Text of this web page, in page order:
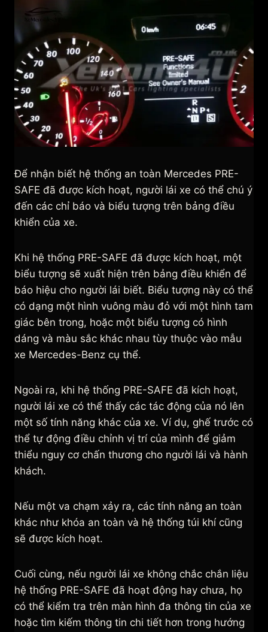
Để nhận biết hệ thống an toàn Mercedes PRE-
SAFE đã được kích hoạt, người lái xe có thể chú ý
đến các chỉ báo và biểu tượng trên bảng điều
khiển của xe.
Khi hệ thống PRE-SAFE đã được kích hoạt, một
biểu tượng sẽ xuất hiện trên bảng điều khiển để
báo hiệu cho người lái biết. Biểu tượng này có thể
có dạng một hình vuông màu đỏ với một hình tam
giác bên trong, hoặc một biểu tượng có hình
dáng và màu sắc khác nhau tùy thuộc vào mẫu
xe Mercedes-Benz cụ thể.
Ngoài ra, khi hệ thống PRE-SAFE đã kích hoạt,
người lái xe có thể thấy các tác động của nó lên
một số tính năng khác của xe. Ví dụ, ghế trước có
thể tự động điều chỉnh vị trí của mình để giảm
thiểu nguy cơ chấn thương cho người lái và hành
khách.
Nếu một va chạm xảy ra, các tính năng an toàn
khác như khóa an toàn và hệ thống túi khí cũng
sẽ được kích hoạt.
Cuối cùng, nếu người lái xe không chắc chắn liệu
hệ thống PRE-SAFE đã hoạt động hay chưa, họ
có thể kiểm tra trên màn hình đa thông tin của xe
hoặc tìm kiếm thông tin chi tiết hơn trong hướng